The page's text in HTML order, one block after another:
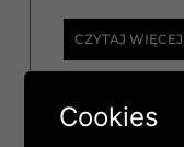
CZYTAJ WIĘCEJ
7 listopada,
Cookies